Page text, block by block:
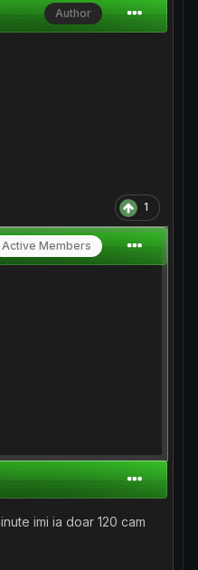
Author
1
Active Members
imi ia doar 120 cam